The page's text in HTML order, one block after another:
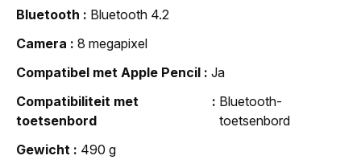
Bluetooth
Bluetooth 4.2
Camera
8 megapixel
Compatibel met Apple Pencil
Ja
Compatibiliteit met
toetsenbord
Bluetooth-
toetsenbord
Gewicht
490 g